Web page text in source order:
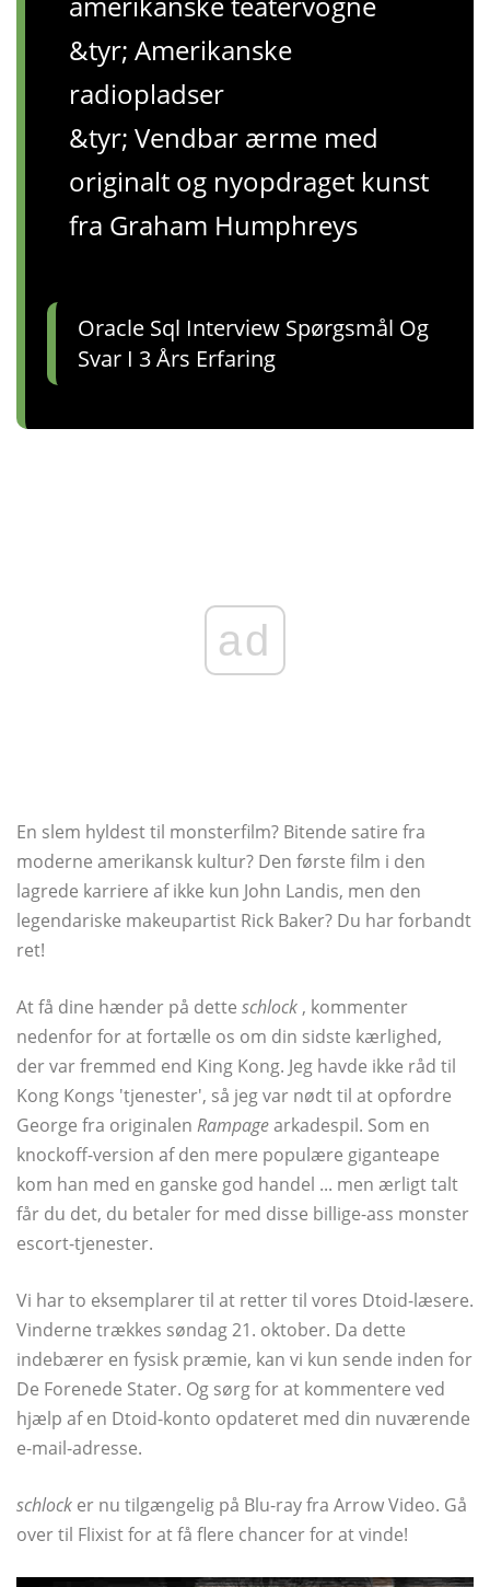
&tyr; Amerikanske
radiopladser
&tyr; Vendbar ærme med
originalt og nyopdraget kunst
fra Graham Humphreys
Oracle Sql Interview Spørgsmål Og
Svar I 3 Års Erfaring
ad
En slem hyldest til monsterfilm? Bitende satire fra
moderne amerikansk kultur? Den første film i den
lagrede karriere af ikke kun John Landis, men den
legendariske makeupartist Rick Baker? Du har forbandt
ret!
At få dine hænder på dette schlock , kommenter
nedenfor for at fortælle os om din sidste kærlighed,
der var fremmed end King Kong. Jeg havde ikke råd til
Kong Kongs 'tjenester', så jeg var nødt til at opfordre
George fra originalen Rampagearkadespil. Som en
knockoff-version af den mere populære giganteape
kom han med en ganske god handel ... men ærligt talt
får du det, du betaler for med disse billige-ass monster
escort-tjenester.
Vi har to eksemplarer til at retter til vores Dtoid-læsere.
Vinderne trækkes søndag 21. oktober. Da dette
indebærer en fysisk præmie, kan vi kun sende inden for
De Forenede Stater. Og sørg for at kommentere ved
hjælp af en Dtoid-konto opdateret med din nuværende
e-mail-adresse.
schlock er nu tilgængelig på Blu-ray fra Arrow Video. Gå
over til Flixist for at få flere chancer for at vinde!